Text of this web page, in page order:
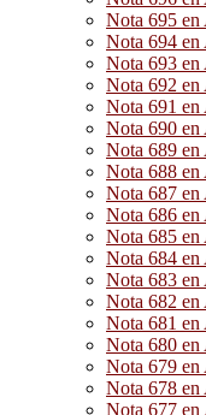
Nota 695
Nota 694
Nota 693
Nota 692
Nota 691
Nota 690
Nota 689
Nota 688
Nota 687
Nota 686
Nota 685
Nota 684
Nota 683
Nota 682
Nota 681
Nota 680
Nota 679
Nota 678
Nota 677